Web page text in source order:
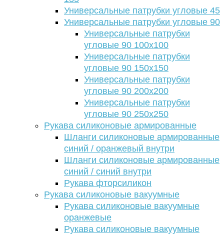
Универсальные патрубки угловые 45
Универсальные патрубки угловые 90
Универсальные патрубки
угловые 90 100х100
Универсальные патрубки
угловые 90 150х150
Универсальные патрубки
угловые 90 200х200
Универсальные патрубки
угловые 90 250х250
Рукава силиконовые армированные
Шланги силиконовые армированные
синий / оранжевый внутри
Шланги силиконовые армированные
синий / синий внутри
Рукава фторсиликон
Рукава силиконовые вакуумные
Рукава силиконовые вакуумные
оранжевые
Рукава силиконовые вакуумные